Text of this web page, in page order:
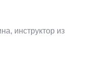
инструктор из